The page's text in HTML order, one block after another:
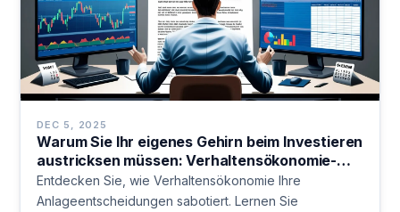
DEC 5, 2025
Warum Sie Ihr eigenes Gehirn beim Investieren
austricksen müssen: Verhaltensökonomie-
Strategien für bessere
Anlageentscheidungen
Entdecken Sie, wie Verhaltensökonomie Ihre
Anlageentscheidungen sabotiert. Lernen Sie